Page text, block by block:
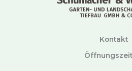
Kontakt